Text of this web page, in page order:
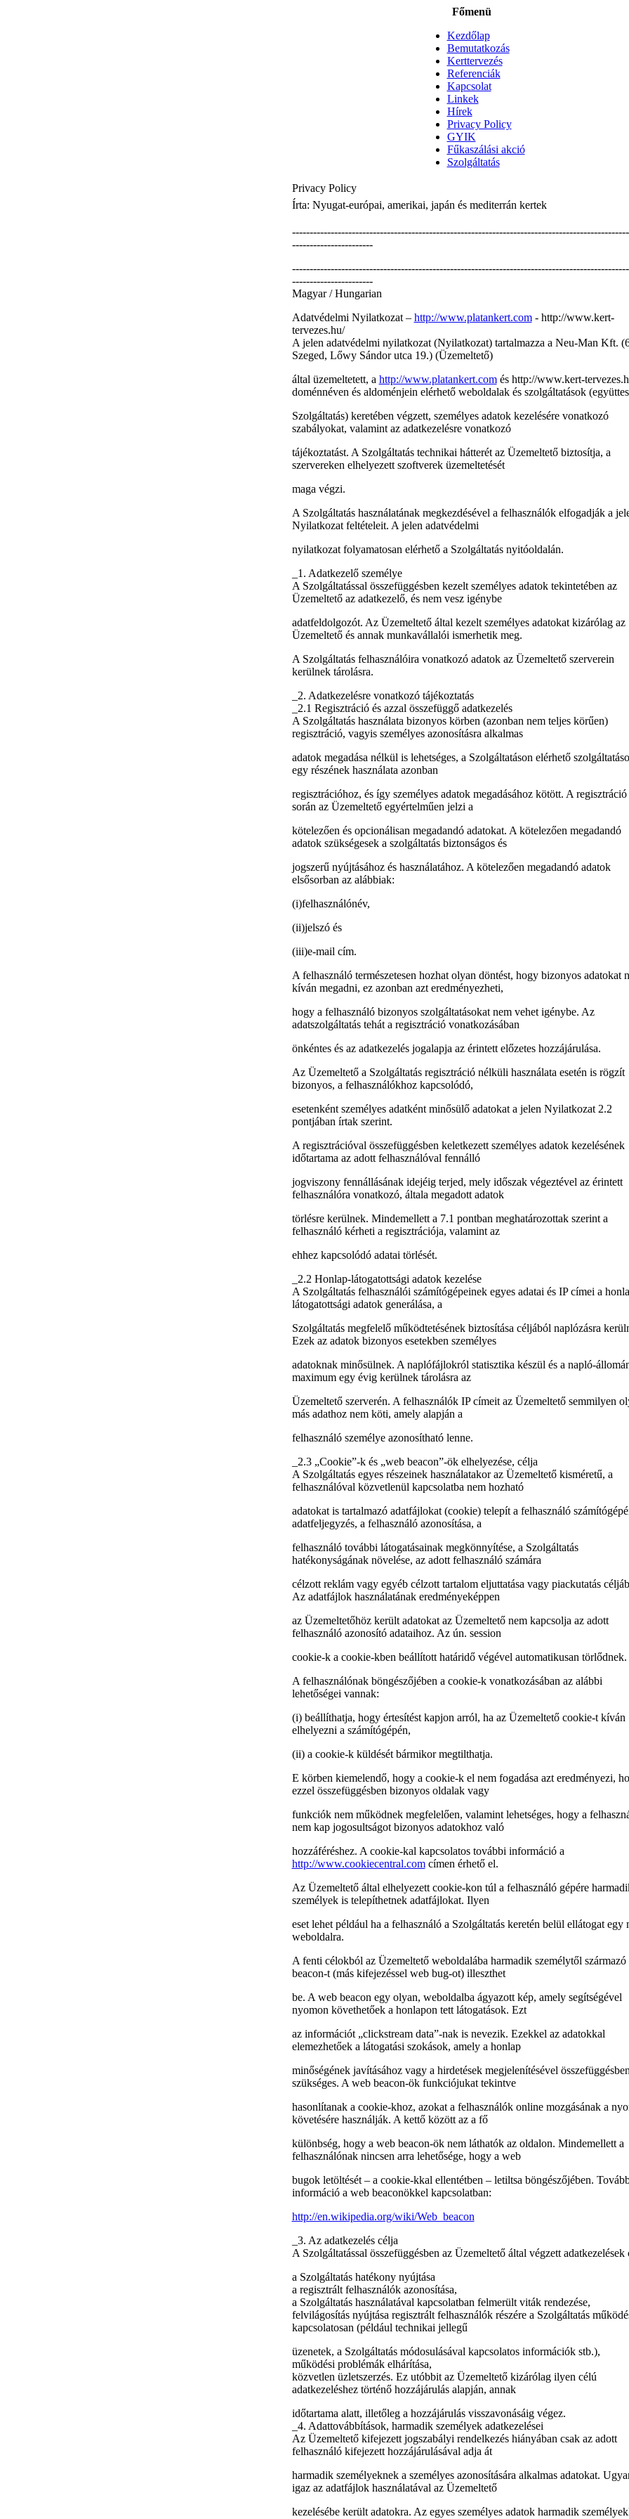
Főmenü
Kezdőlap
Bemutatkozás
Kerttervezés
Referenciák
Kapcsolat
Linkek
Hírek
Privacy Policy
GYIK
Fűkaszálási akció
Szolgáltatás
Privacy Policy
Írta: Nyugat-európai, amerikai, japán és mediterrán kertek
-----------------------
-----------------------
Magyar / Hungarian
Adatvédelmi Nyilatkozat – http://www.platankert.com- http://www.kert-
tervezes.hu/
A jelen adatvédelmi nyilatkozat (Nyilatkozat) tartalmazza a Neu-Man Kft.
Szeged, Lőwy Sándor utca 19.) (Üzemeltető)
által üzemeltetett, a http://www.platankert.comés http://www.kert-
doménnéven és aldoménjein elérhető weboldalak és szolgáltatások
Szolgáltatás) keretében végzett, személyes adatok kezelésére vonatkozó
szabályokat, valamint az adatkezelésre vonatkozó
tájékoztatást. A Szolgáltatás technikai hátterét az Üzemeltető biztosítja, a
szervereken elhelyezett szoftverek üzemeltetését
maga végzi.
A Szolgáltatás használatának megkezdésével a felhasználók elfogadják a
Nyilatkozat feltételeit. A jelen adatvédelmi
nyilatkozat folyamatosan elérhető a Szolgáltatás nyitóoldalán.
_1. Adatkezelő személye
A Szolgáltatással összefüggésben kezelt személyes adatok tekintetében az
Üzemeltető az adatkezelő, és nem vesz igénybe
adatfeldolgozót. Az Üzemeltető által kezelt személyes adatokat kizárólag az
Üzemeltető és annak munkavállalói ismerhetik meg.
A Szolgáltatás felhasználóira vonatkozó adatok az Üzemeltető szerverein
kerülnek tárolásra.
_2. Adatkezelésre vonatkozó tájékoztatás
_2.1 Regisztráció és azzal összefüggő adatkezelés
A Szolgáltatás használata bizonyos körben (azonban nem teljes körűen)
regisztráció, vagyis személyes azonosításra alkalmas
adatok megadása nélkül is lehetséges, a Szolgáltatáson elérhető
egy részének használata azonban
regisztrációhoz, és így személyes adatok megadásához kötött. A regisztráció
során az Üzemeltető egyértelműen jelzi a
kötelezően és opcionálisan megadandó adatokat. A kötelezően megadandó
adatok szükségesek a szolgáltatás biztonságos és
jogszerű nyújtásához és használatához. A kötelezően megadandó adatok
elsősorban az alábbiak:
(i)felhasználónév,
(ii)jelszó és
(iii)e-mail cím.
A felhasználó természetesen hozhat olyan döntést, hogy bizonyos adatokat
kíván megadni, ez azonban azt eredményezheti,
hogy a felhasználó bizonyos szolgáltatásokat nem vehet igénybe. Az
adatszolgáltatás tehát a regisztráció vonatkozásában
önkéntes és az adatkezelés jogalapja az érintett előzetes hozzájárulása.
Az Üzemeltető a Szolgáltatás regisztráció nélküli használata esetén is rögzít
bizonyos, a felhasználókhoz kapcsolódó,
esetenként személyes adatként minősülő adatokat a jelen Nyilatkozat 2.2
pontjában írtak szerint.
A regisztrációval összefüggésben keletkezett személyes adatok kezelésének
időtartama az adott felhasználóval fennálló
jogviszony fennállásának idejéig terjed, mely időszak végeztével az érintett
felhasználóra vonatkozó, általa megadott adatok
törlésre kerülnek. Mindemellett a 7.1 pontban meghatározottak szerint a
felhasználó kérheti a regisztrációja, valamint az
ehhez kapcsolódó adatai törlését.
_2.2 Honlap-látogatottsági adatok kezelése
A Szolgáltatás felhasználói számítógépeinek egyes adatai és IP címei a
látogatottsági adatok generálása, a
Szolgáltatás megfelelő működtetésének biztosítása céljából naplózásra
Ezek az adatok bizonyos esetekben személyes
adatoknak minősülnek. A naplófájlokról statisztika készül és a napló-
maximum egy évig kerülnek tárolásra az
Üzemeltető szerverén. A felhasználók IP címeit az Üzemeltető semmilyen
más adathoz nem köti, amely alapján a
felhasználó személye azonosítható lenne.
_2.3 „Cookie”-k és „web beacon”-ök elhelyezése, célja
A Szolgáltatás egyes részeinek használatakor az Üzemeltető kisméretű, a
felhasználóval közvetlenül kapcsolatba nem hozható
adatokat is tartalmazó adatfájlokat (cookie) telepít a felhasználó
adatfeljegyzés, a felhasználó azonosítása, a
felhasználó további látogatásainak megkönnyítése, a Szolgáltatás
hatékonyságának növelése, az adott felhasználó számára
célzott reklám vagy egyéb célzott tartalom eljuttatása vagy piackutatás
Az adatfájlok használatának eredményeképpen
az Üzemeltetőhöz került adatokat az Üzemeltető nem kapcsolja az adott
felhasználó azonosító adataihoz. Az ún. session
cookie-k a cookie-kben beállított határidő végével automatikusan törlődnek.
A felhasználónak böngészőjében a cookie-k vonatkozásában az alábbi
lehetőségei vannak:
(i) beállíthatja, hogy értesítést kapjon arról, ha az Üzemeltető cookie-t kíván
elhelyezni a számítógépén,
(ii) a cookie-k küldését bármikor megtilthatja.
E körben kiemelendő, hogy a cookie-k el nem fogadása azt eredményezi,
ezzel összefüggésben bizonyos oldalak vagy
funkciók nem működnek megfelelően, valamint lehetséges, hogy a
nem kap jogosultságot bizonyos adatokhoz való
hozzáféréshez. A cookie-kal kapcsolatos további információ a
http://www.cookiecentral.comcímen érhető el.
Az Üzemeltető által elhelyezett cookie-kon túl a felhasználó gépére
személyek is telepíthetnek adatfájlokat. Ilyen
eset lehet például ha a felhasználó a Szolgáltatás keretén belül ellátogat egy
weboldalra.
A fenti célokból az Üzemeltető weboldalába harmadik személytől származó
beacon-t (más kifejezéssel web bug-ot) illeszthet
be. A web beacon egy olyan, weboldalba ágyazott kép, amely segítségével
nyomon követhetőek a honlapon tett látogatások. Ezt
az információt „clickstream data”-nak is nevezik. Ezekkel az adatokkal
elemezhetőek a látogatási szokások, amely a honlap
minőségének javításához vagy a hirdetések megjelenítésével
szükséges. A web beacon-ök funkciójukat tekintve
hasonlítanak a cookie-khoz, azokat a felhasználók online mozgásának a
követésére használják. A kettő között az a fő
különbség, hogy a web beacon-ök nem láthatók az oldalon. Mindemellett a
felhasználónak nincsen arra lehetősége, hogy a web
bugok letöltését – a cookie-kkal ellentétben – letiltsa böngészőjében.
információ a web beaconökkel kapcsolatban:
http://en.wikipedia.org/wiki/Web_beacon
_3. Az adatkezelés célja
A Szolgáltatással összefüggésben az Üzemeltető által végzett adatkezelések
a Szolgáltatás hatékony nyújtása
a regisztrált felhasználók azonosítása,
a Szolgáltatás használatával kapcsolatban felmerült viták rendezése,
felvilágosítás nyújtása regisztrált felhasználók részére a Szolgáltatás
kapcsolatosan (például technikai jellegű
üzenetek, a Szolgáltatás módosulásával kapcsolatos információk stb.),
működési problémák elhárítása,
közvetlen üzletszerzés. Ez utóbbit az Üzemeltető kizárólag ilyen célú
adatkezeléshez történő hozzájárulás alapján, annak
időtartama alatt, illetőleg a hozzájárulás visszavonásáig végez.
_4. Adattovábbítások, harmadik személyek adatkezelései
Az Üzemeltető kifejezett jogszabályi rendelkezés hiányában csak az adott
felhasználó kifejezett hozzájárulásával adja át
harmadik személyeknek a személyes azonosítására alkalmas adatokat.
igaz az adatfájlok használatával az Üzemeltető
kezelésébe került adatokra. Az egyes személyes adatok harmadik